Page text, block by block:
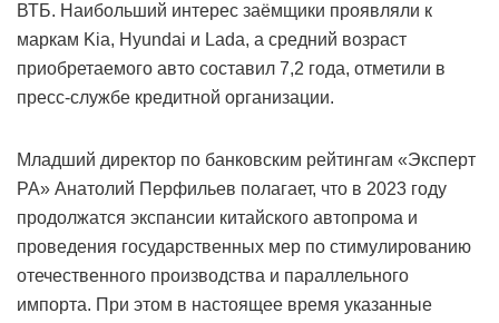
ВТБ. Наибольший интерес заёмщики проявляли к
маркам Kia, Hyundai и Lada, а средний возраст
приобретаемого авто составил 7,2 года, отметили в
пресс-службе кредитной организации.
Младший директор по банковским рейтингам «Эксперт
РА» Анатолий Перфильев полагает, что в 2023 году
продолжатся экспансии китайского автопрома и
проведения государственных мер по стимулированию
отечественного производства и параллельного
импорта. При этом в настоящее время указанные